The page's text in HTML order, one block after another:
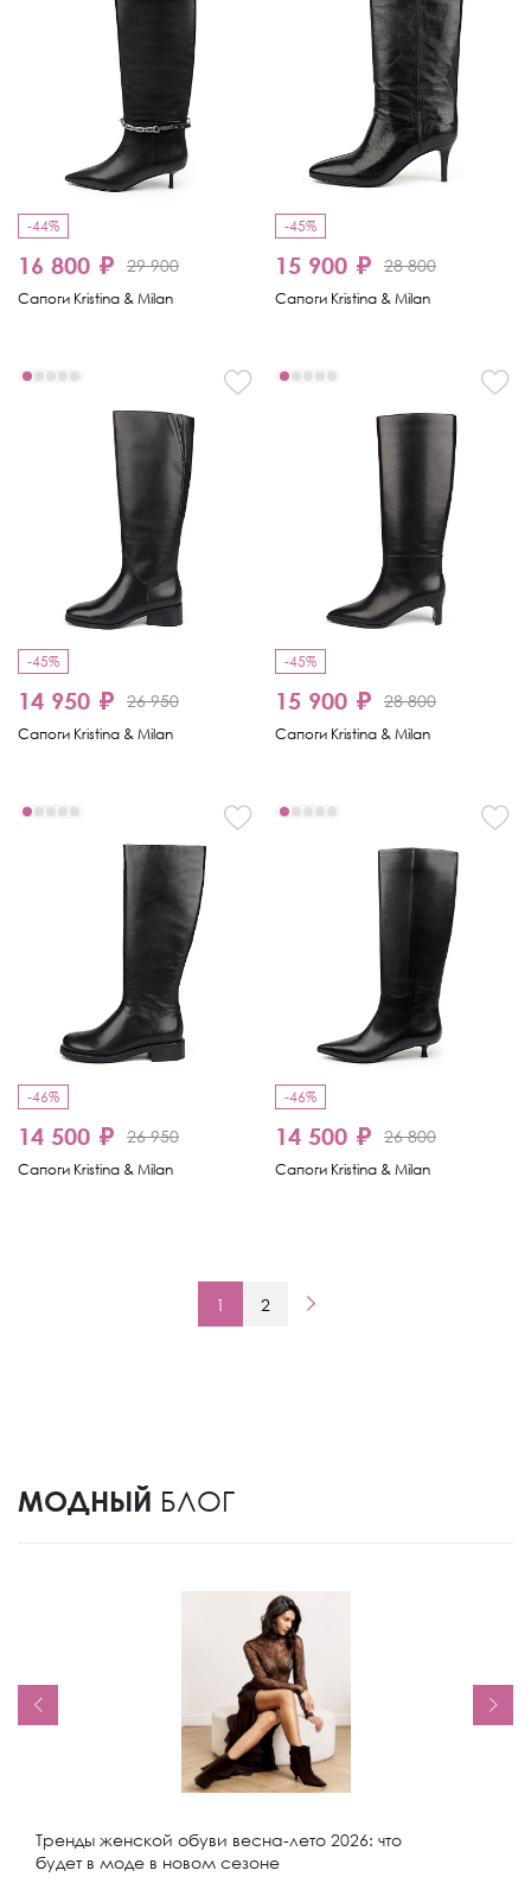
-44%
16 800 ₽ 29 900
Сапоги Kristina & Milan
-45%
15 900 ₽ 28 800
Сапоги Kristina & Milan
-45%
14 950 ₽ 26 950
Сапоги Kristina & Milan
-45%
15 900 ₽ 28 800
Сапоги Kristina & Milan
-46%
14 500 ₽ 26 950
Сапоги Kristina & Milan
-46%
14 500 ₽ 26 800
Сапоги Kristina & Milan
1 2
МОДНЫЙ БЛОГ
Тренды женской обуви весна-лето 2026: что
будет в моде в новом сезоне